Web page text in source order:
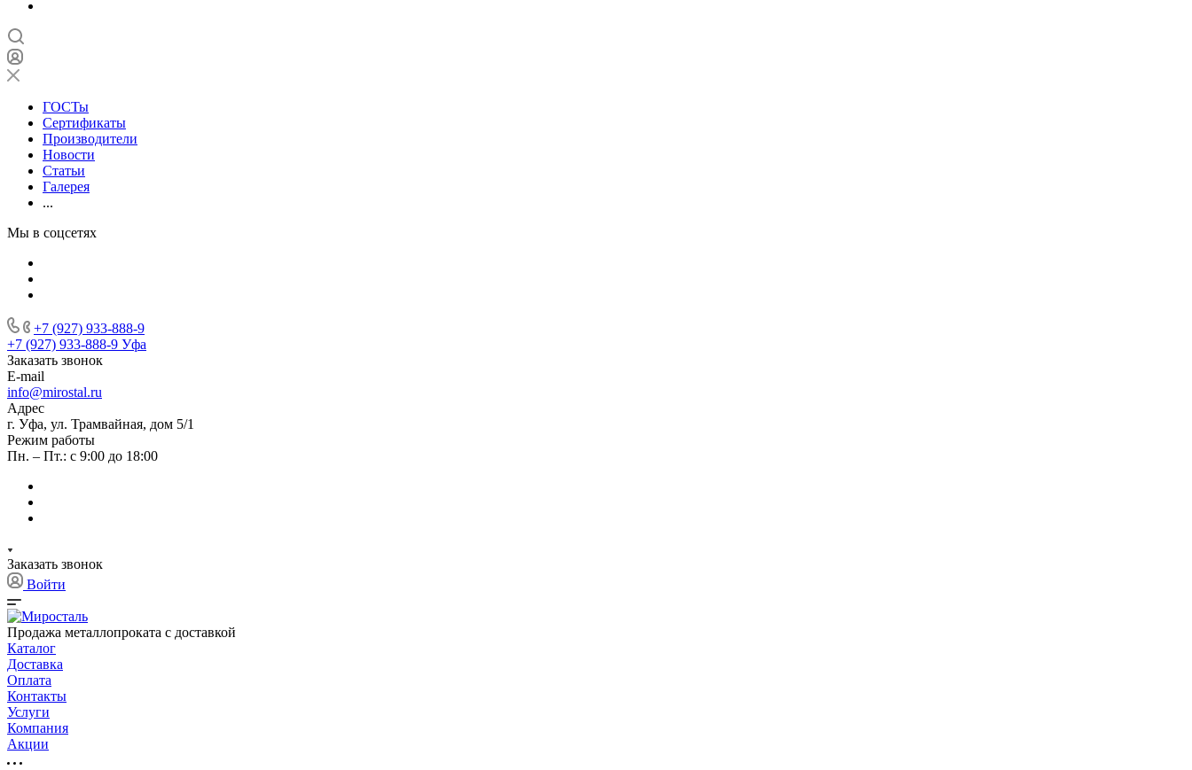
ГОСТы
Сертификаты
Производители
Новости
Статьи
Галерея
...
Мы в соцсетях
+7 (927) 933-888-9
+7 (927) 933-888-9 Уфа
Заказать звонок
E-mail
info@mirostal.ru
Адрес
г. Уфа, ул. Трамвайная, дом 5/1
Режим работы
Пн. – Пт.: с 9:00 до 18:00
Заказать звонок
Войти
Продажа металлопроката с доставкой
Каталог
Доставка
Оплата
Контакты
Услуги
Компания
Акции